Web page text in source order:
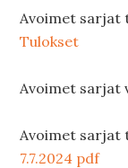
Avoimet sarjat
Tulokset
Avoimet sarjat
Avoimet sarjat
7.7.2024 pdf